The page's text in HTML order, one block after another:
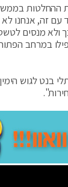
בממשלה
זה, אנחנו
ולא מנסים
במרחב
בנט לגוש